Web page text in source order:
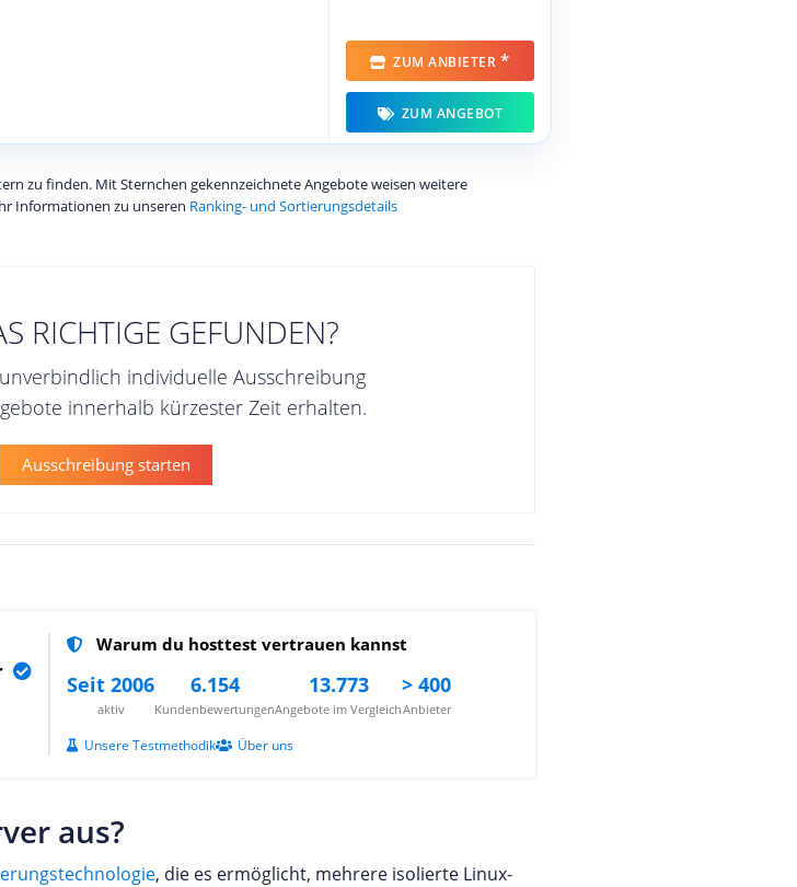
ZUM ANBIETER *
ZUM ANGEBOT
zu finden. Mit Sternchen gekennzeichnete Angebote weisen weitere
Informationen zu unseren Ranking- und Sortierungsdetails
RICHTIGE GEFUNDEN?
individuelle Ausschreibung
innerhalb kürzester Zeit erhalten.
Ausschreibung starten
Warum du hosttest vertrauen kannst
Seit 2006
aktiv
6.154
Kundenbewertungen
13.773
Angebote im Vergleich
> 400
Anbieter
Unsere Testmethodik Über uns
aus?
, die es ermöglicht, mehrere isolierte Linux-